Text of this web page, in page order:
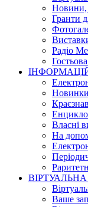
Новини,
Гранти
Радіо
Власнi
На
Ваше